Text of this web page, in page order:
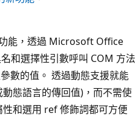
能，透過 Microsoft Office
和選擇性引數呼叫 COM 方法
數的值。 透過動態支援就能
態語言的傳回值)，而不需使
和選用 ref 修飾詞都可方便